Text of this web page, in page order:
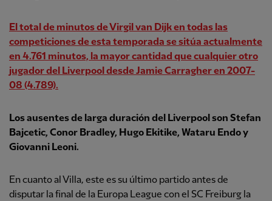
El total de minutos deVirgil van Dijken todas las
competiciones de esta temporada se sitúa actualmente
en 4.761 minutos, la mayor cantidad que cualquier otro
jugador del Liverpool desde Jamie Carragher en 2007-
08 (4.789).
Los ausentes de larga duración del Liverpool son Stefan
Bajcetic, Conor Bradley, Hugo Ekitike, Wataru Endo y
Giovanni Leoni.
En cuanto al Villa, este es su último partido antes de
disputar la final de la Europa League con el SC Freiburg la